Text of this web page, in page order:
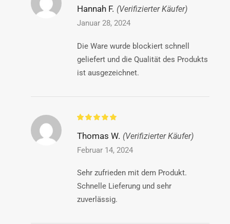
Hannah F. (Verifizierter Käufer)
Januar 28, 2024
Die Ware wurde blockiert schnell
geliefert und die Qualität des Produkts
ist ausgezeichnet.
Thomas W. (Verifizierter Käufer)
Februar 14, 2024
Sehr zufrieden mit dem Produkt.
Schnelle Lieferung und sehr
zuverlässig.